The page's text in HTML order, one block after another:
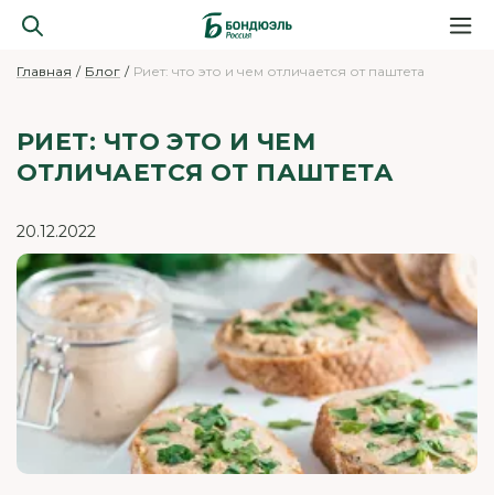
Главная Блог Риет: что это и чем отличается от паштета
РИЕТ: ЧТО ЭТО И ЧЕМ
ОТЛИЧАЕТСЯ ОТ ПАШТЕТА
20.12.2022